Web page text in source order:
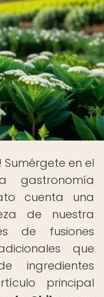
! Sumérgete en el
gastronomía
cuenta una
de nuestra
de fusiones
que
ingredientes
principal